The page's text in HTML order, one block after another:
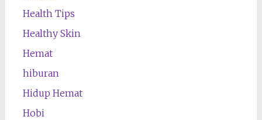
Health Tips
Healthy Skin
Hemat
hiburan
Hidup Hemat
Hobi